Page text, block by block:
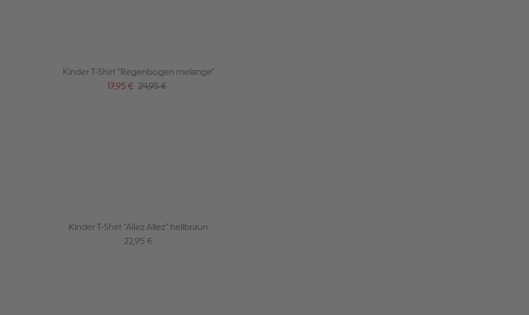
Kinder T-Shirt "Regenbogen melange"
Verkaufspreis:
17,95 € Regulärer Preis:
24,95 €
Kinder T-Shirt "Allez Allez" hellbraun
Regulärer Preis:
22,95 €